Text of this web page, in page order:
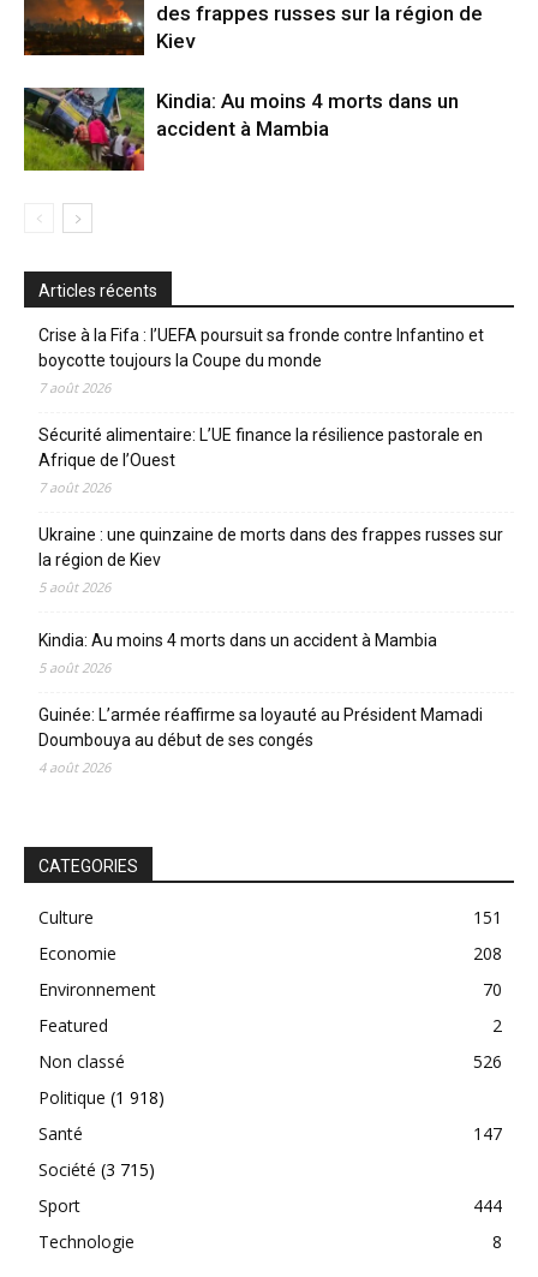
des frappes russes sur la région de
Kiev
Kindia: Au moins 4 morts dans un
accident à Mambia
Articles récents
Crise à la Fifa : l’UEFA poursuit sa fronde contre Infantino et
boycotte toujours la Coupe du monde
7 août 2026
Sécurité alimentaire: L’UE finance la résilience pastorale en
Afrique de l’Ouest
7 août 2026
Ukraine : une quinzaine de morts dans des frappes russes sur
la région de Kiev
5 août 2026
Kindia: Au moins 4 morts dans un accident à Mambia
5 août 2026
Guinée: L’armée réaffirme sa loyauté au Président Mamadi
Doumbouya au début de ses congés
4 août 2026
CATEGORIES
Culture
151
Economie
208
Environnement
70
Featured
2
Non classé
526
Politique (1 918)
Santé
147
Société (3 715)
Sport
444
Technologie
8